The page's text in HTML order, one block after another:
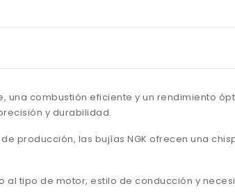
combustión eficiente y un rendimiento
y durabilidad.
producción, las bujías NGK ofrecen una
al tipo de motor, estilo de conducción y